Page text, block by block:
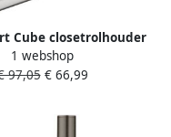
Cube closetrolhouder
supersteel 40978DC0
1 webshop
97,05€ 66,99